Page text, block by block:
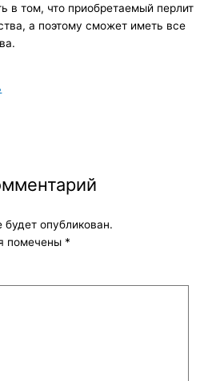
в том, что приобретаемый перлит
а поэтому сможет иметь все
опубликован.
помечены *